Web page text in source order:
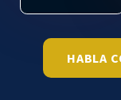
HABLA